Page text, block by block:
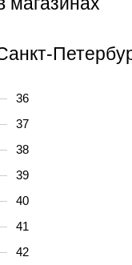
36
37
38
39
40
41
42